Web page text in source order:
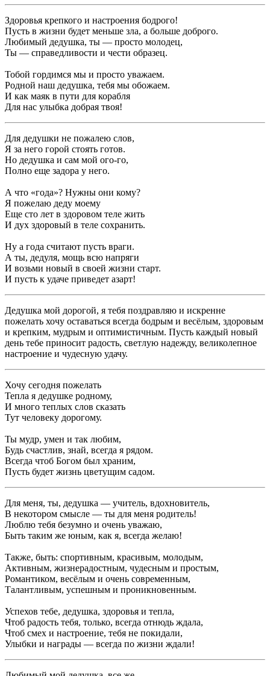
Здоровья крепкого и настроения бодрого!
Пусть в жизни будет меньше зла, а больше доброго.
Любимый дедушка, ты — просто молодец,
Ты — справедливости и чести образец.
Тобой гордимся мы и просто уважаем.
Родной наш дедушка, тебя мы обожаем.
И как маяк в пути для корабля
Для нас улыбка добрая твоя!
Для дедушки не пожалею слов,
Я за него горой стоять готов.
Но дедушка и сам мой ого-го,
Полно еще задора у него.
А что «года»? Нужны они кому?
Я пожелаю деду моему
Еще сто лет в здоровом теле жить
И дух здоровый в теле сохранить.
Ну а года считают пусть враги.
А ты, дедуля, мощь всю напряги
И возьми новый в своей жизни старт.
И пусть к удаче приведет азарт!
Дедушка мой дорогой, я тебя поздравляю и искренне
пожелать хочу оставаться всегда бодрым и весёлым, здоровым
и крепким, мудрым и оптимистичным. Пусть каждый новый
день тебе приносит радость, светлую надежду, великолепное
настроение и чудесную удачу.
Хочу сегодня пожелать
Тепла я дедушке родному,
И много теплых слов сказать
Тут человеку дорогому.
Ты мудр, умен и так любим,
Будь счастлив, знай, всегда я рядом.
Всегда чтоб Богом был храним,
Пусть будет жизнь цветущим садом.
Для меня, ты, дедушка — учитель, вдохновитель,
В некотором смысле — ты для меня родитель!
Люблю тебя безумно и очень уважаю,
Быть таким же юным, как я, всегда желаю!
Также, быть: спортивным, красивым, молодым,
Активным, жизнерадостным, чудесным и простым,
Романтиком, весёлым и очень современным,
Талантливым, успешным и проникновенным.
Успехов тебе, дедушка, здоровья и тепла,
Чтоб радость тебя, только, всегда отнюдь ждала,
Чтоб смех и настроение, тебя не покидали,
Улыбки и награды — всегда по жизни ждали!